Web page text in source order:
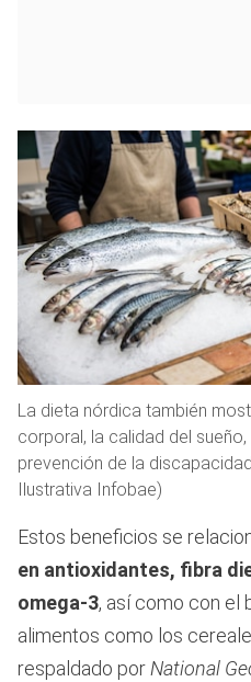
La dieta nórdica también
corporal, la calidad del
prevención de la
Ilustrativa Infobae)
Estos beneficios se
en antioxidantes, fibra
omega-3, así como con el
alimentos como los
respaldado por National